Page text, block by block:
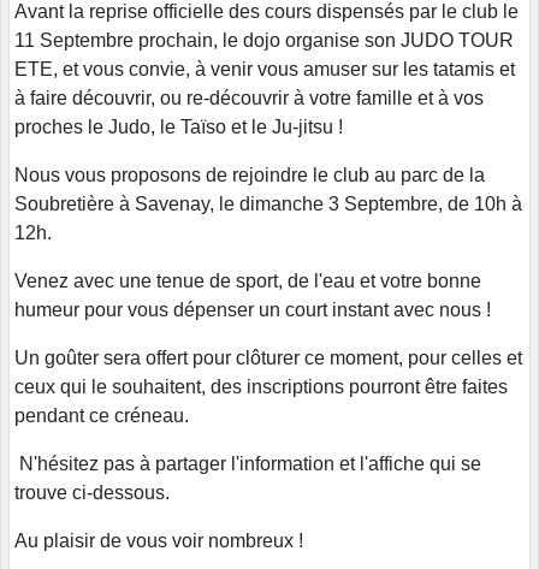
Avant la reprise officielle des cours dispensés par le club le
11 Septembre prochain, le dojo organise son JUDO TOUR
ETE, et vous convie, à venir vous amuser sur les tatamis et
à faire découvrir, ou re-découvrir à votre famille et à vos
proches le Judo, le Taïso et le Ju-jitsu !
Nous vous proposons de rejoindre le club au parc de la
Soubretière à Savenay, le dimanche 3 Septembre, de 10h à
12h.
Venez avec une tenue de sport, de l'eau et votre bonne
humeur pour vous dépenser un court instant avec nous !
Un goûter sera offert pour clôturer ce moment, pour celles et
ceux qui le souhaitent, des inscriptions pourront être faites
pendant ce créneau.
N'hésitez pas à partager l'information et l'affiche qui se
trouve ci-dessous.
Au plaisir de vous voir nombreux !